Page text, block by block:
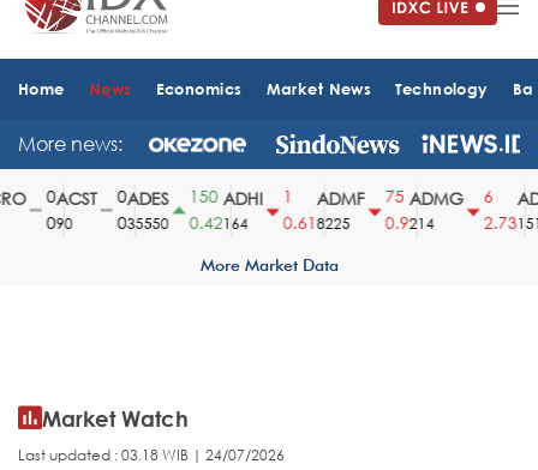
Home News Economics Market News Technology
More news:
ACST
90
ADES
35550
150
0.42
ADHI
164
0.61
ADMF
8225
75
0.9
ADMG
214
2.731510
More Market Data
Market Watch
Last updated : 03.18 WIB | 24/07/2026